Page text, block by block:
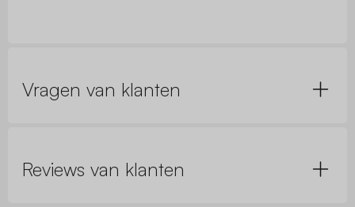
Vragen van klanten
Reviews van klanten